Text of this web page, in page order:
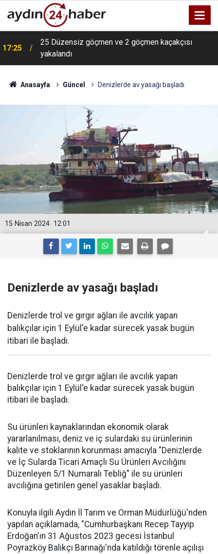
17:25
25 Düzensiz göçmen ve 2 göçmen kaçakçısı
yakalandı
Anasayfa Güncel Denizlerde av yasağı başladı
12:01
15 Nisan 2024
Denizlerde av yasağı başladı
Denizlerde trol ve gırgır ağları ile avcılık yapan
balıkçılar için 1 Eylül'e kadar sürecek yasak bugün
itibari ile başladı.
Denizlerde trol ve gırgır ağları ile avcılık yapan
balıkçılar için 1 Eylül'e kadar sürecek yasak bugün
itibari ile başladı.
Su ürünleri kaynaklarından ekonomik olarak
yararlanılması, deniz ve iç sulardaki su ürünlerinin
kalite ve stoklarının korunması amacıyla "Denizlerde
ve İç Sularda Ticari Amaçlı Su Ürünleri Avcılığını
Düzenleyen 5/1 Numaralı Tebliğ" ile su ürünleri
avcılığına getirilen genel yasaklar başladı.
Konuyla ilgili Aydın İl Tarım ve Orman Müdürlüğü'nden
yapılan açıklamada, "Cumhurbaşkanı Recep Tayyip
Erdoğan'ın 31 Ağustos 2023 gecesi İstanbul
Poyrazköy Balıkçı Barınağı'nda katıldığı törenle açılışı